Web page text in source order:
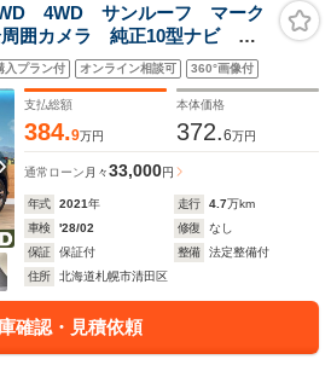
4WD サンルーフ マーク
囲カメラ 純正10型ナビ ハ
ア メモリー付きパワーシー
モニター シートヒーター
入プラン付 オンライン相談可 360°画像付
支払総額
384.9万円
本体価格
372.6万円
通常ローン 月々33,000円
年式 2021年 走行 4.7万km
車検
'28/02 修復
なし
保証
保証付 整備
法定整備付
住所
北海道札幌市清田区
確認・見積依頼